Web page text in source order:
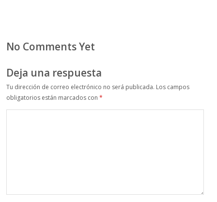
No Comments Yet
Deja una respuesta
Tu dirección de correo electrónico no será publicada. Los campos
obligatorios están marcados con*